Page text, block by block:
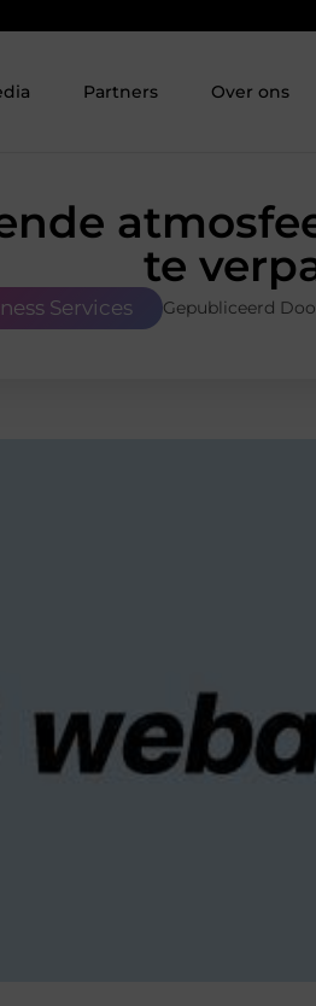
Partners Over ons
te
Services Gepubliceerd